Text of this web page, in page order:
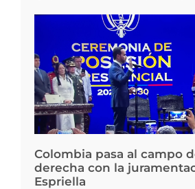
Colombia pasa al campo
derecha con la
Espriella